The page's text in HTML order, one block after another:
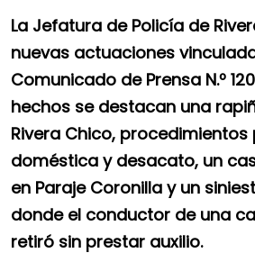
La Jefatura de Policía de
nuevas actuaciones
Comunicado de Prensa N.º
hechos se destacan una
Rivera Chico,
doméstica y desacato, un
en Paraje Coronilla y un
donde el conductor de una
retiró sin prestar auxilio.